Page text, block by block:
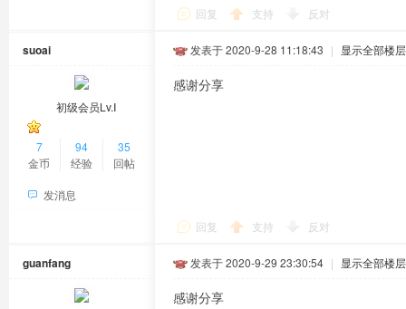
回复 支持 反对
suoai
初级会员Lv.Ⅰ
7
金币
94
经验
35
回帖
发消息
发表于 2020-9-28 11:18:43 | 显示全部楼层
感谢分享
回复 支持 反对
guanfang 发表于 2020-9-29 23:30:54 | 显示全部楼层
感谢分享